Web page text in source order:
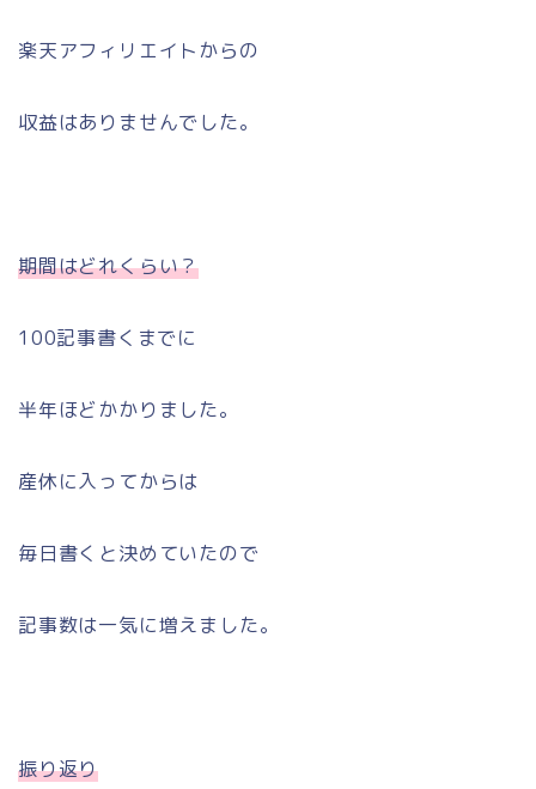
楽天アフィリエイトからの
収益はありませんでした。
期間はどれくらい？
100記事書くまでに
半年ほどかかりました。
産休に入ってからは
毎日書くと決めていたので
記事数は一気に増えました。
振り返り